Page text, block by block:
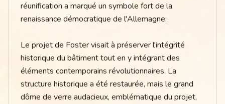
réunification a marqué un symbole fort de la
renaissance démocratique de l'Allemagne.
Le projet de Foster visait à préserver l'intégrité
historique du bâtiment tout en y intégrant des
éléments contemporains révolutionnaires. La
structure historique a été restaurée, mais le grand
dôme de verre audacieux, emblématique du projet,